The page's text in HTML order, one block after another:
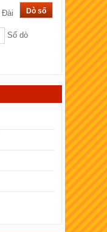
Đài
Số dò